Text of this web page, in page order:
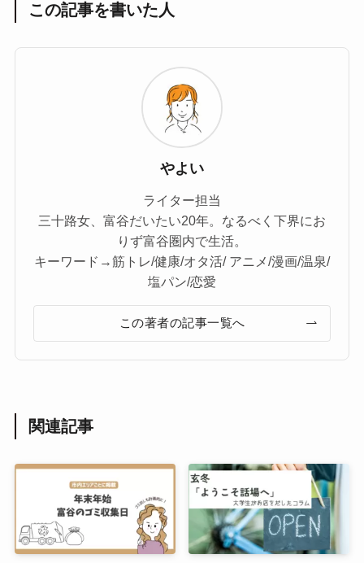
この記事を書いた人
やよい
ライター担当
三十路女、富谷だいたい20年。なるべく下界にお
りず富谷圏内で生活。
キーワード→筋トレ/健康/オタ活/ アニメ/漫画/温泉/
塩パン/恋愛
この著者の記事一覧へ
関連記事